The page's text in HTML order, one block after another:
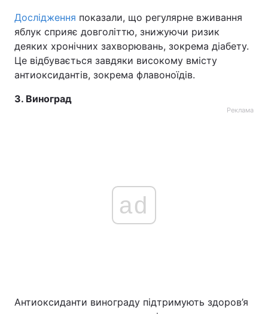
Дослідження показали, що регулярне вживання
яблук сприяє довголіттю, знижуючи ризик
деяких хронічних захворювань, зокрема діабету.
Це відбувається завдяки високому вмісту
антиоксидантів, зокрема флавоноїдів.
3. Виноград
Реклама
ad
Антиоксиданти винограду підтримують здоров’я